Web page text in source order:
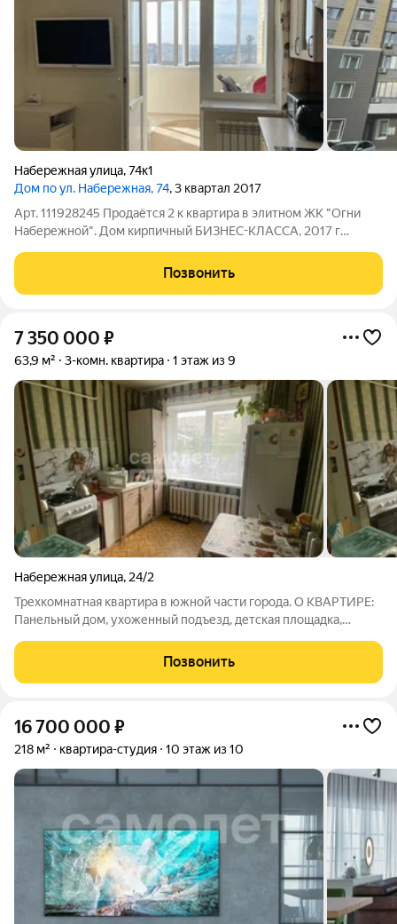
Набережная улица,74к1
Дом по ул. Набережная, 74, 3 квартал 2017
Арт. 111928245 Продаётся 2 к квартира в элитном ЖК "Огни
Набережной". Дом кирпичный БИЗНЕС-КЛАССА, 2017 г
АВТОНОМНОЕ ОТОПЛЕНИЕ (низкие коммунальные платежи),
закрытый двор, большая парковка. Квартира
Позвонить
7 350 000 ₽
63,9 м² 3-комн. квартира 1 этаж из 9
Набережная улица, 24/2
Трехкомнатная квартира в южной части города. О КВАРТИРЕ:
Панельный дом, ухоженный подъезд, детская площадка,
Кваpтира pаcположена нa 1 этaже 9 этажного дома. Общая
площадь квартиры 63,9
Позвонить
16 700 000 ₽
218 м² квартира-студия 10 этаж из 10